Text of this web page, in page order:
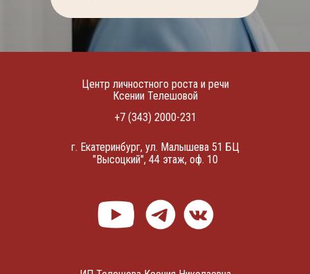
Центр личностного роста и речи
Ксении Телешовой
+7 (343) 2000-231
г. Екатеринбург, ул. Малышева 51 БЦ
"Высоцкий", 44 этаж, оф. 10